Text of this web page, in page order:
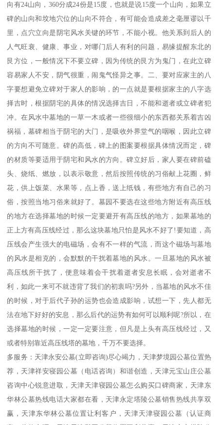
向有24山向，360分成24份是15度，也就是说15度一个山向，如果立
碑的山向和坟地穴位的山向不符合，有可能会造成差之毫厘谬以千
里，点穴立向是阴宅风水关键的环节，不能小视。他关系到后人的
人气旺衰、健康、事业，对哪门后人有利的问题，易缘提醒东北的
艮方位，一般情况下不要立碑，因为传统的艮方为鬼门，在此立碑
容易家人不安，阴气很重，闹鬼气怪异之事。二、要对应家主的八
字要想避免立碑对于家人的影响，的一点就是要根据家主的八字选
择吉时，根据阴宅的具体的情况选择吉日，不能和逝者或立碑者犯
冲。在风水中墓地的一草一木或者一些很细小的东西都关系着吉凶
祸福，墓碑相当于阴宅的大门，是吸收外界堂气的咽喉，因此立碑
的方向不可随意。碑的高低，碑上的图案要根据具体情况而定，碑
的材质等要适用于阴宅和风水的方向。碑立好后，家人要在碑前磕
头、烧纸、燃放，以表示敬意，然后按照传统的习俗献上花圈，鲜
花，供上饭菜、水果等，点上香，送上纸钱，有些地方有自己的习
俗，按照当地习俗来就好了。墓园不要选在这些地方附近有高压线
的地方在选择墓地的时候一定要避开有高压线的地方，如果墓地的
正上方有高压线经过，那么这块墓地只怕是风水不好了!要知道，高
压线会产生强大的电磁场，会有不一样的气流，而这个磁场与墓地
的风水是相克的，会默默的干扰着墓地的风水。一旦墓地的风水被
高压线所干扰了，便意味着会干扰着逝者安息长眠，会对逝者不
利，如此一来可不就违背了我们的初衷吗?另外，当墓地的风水不佳
的时候，对于后代子孙的运势也会造成影响，试想一下，先人都无
法在地下好好的安息，那么后代的运势有如何可以顺利呢?所以，在
选择墓地的时候，一定一定要注意，但凡是上头有高压线经过，又
或者特别靠近高压线塔的墓地，千万不要选择。
多服务：天津永安公墓(立即咨询)尽心竭力，天津梦境园公墓位置热
荐，天津祥安寝园公墓（电话咨询）和谐创造，天津元宝山庄公墓
咨询中心锐意进取，天津天津寝园公墓怎么购买口碑商家，天津东
华林公墓热线电话大家都在看，天津永定塔陵公墓销售热线共享双
赢，天津东华林公墓位置让利客户，天津天津寝园公墓（认证商